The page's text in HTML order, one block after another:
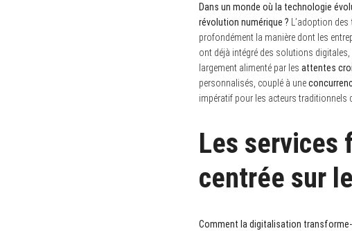
Dans un monde où la technologie
révolution numérique ? L’adoption des
profondément la manière dont les
ont déjà intégré des solutions
largement alimenté par les attentes
personnalisés, couplé à une
impératif pour les acteurs traditionnels
Les services
centrée sur
Comment la digitalisation